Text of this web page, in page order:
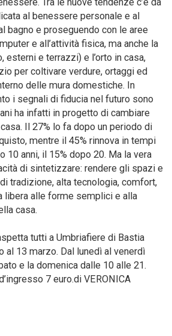
al benessere personale e al
bagno e proseguendo con le aree
e all’attività fisica, ma anche la
esterni e terrazzi) e l’orto in casa,
per coltivare verdure, ortaggi ed
delle mura domestiche. In
i segnali di fiducia nel futuro sono
ha infatti in progetto di cambiare
Il 27% lo fa dopo un periodo di
mentre il 45% rinnova in tempi
10 anni, il 15% dopo 20. Ma la vera
di sintetizzare: rendere gli spazi e
tradizione, alta tecnologia, comfort,
libera alle forme semplici e alla
casa.
tutti a Umbriafiere di Bastia
al 13 marzo. Dal lunedì al venerdì
e la domenica dalle 10 alle 21.
7 euro.di VERONICA